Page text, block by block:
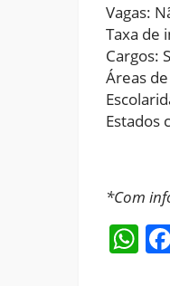
Vagas:
Taxa de
Cargos:
Áreas
Estados
*Com